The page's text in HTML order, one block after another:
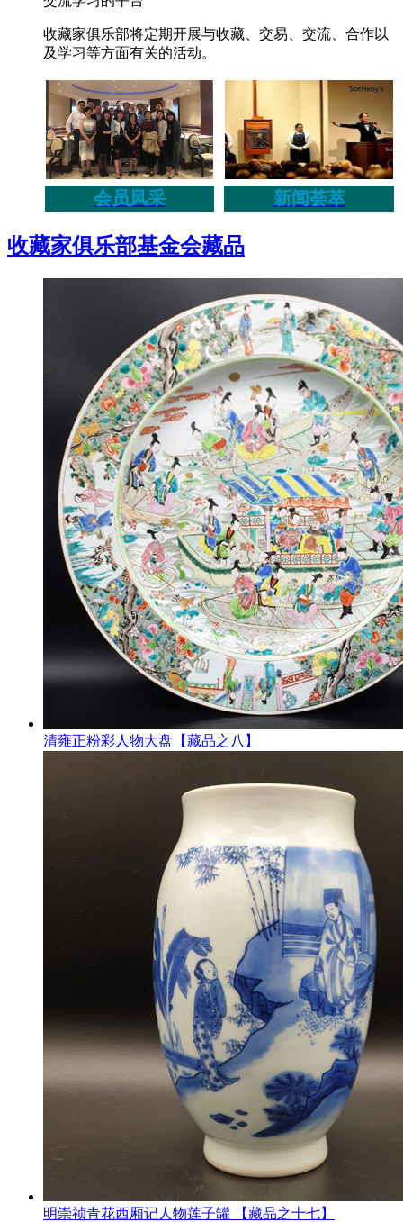
收藏家俱乐部将定期开展与收藏、交易、交流、合作以
及学习等方面有关的活动。
会员风采 新闻荟萃
收藏家俱乐部基金会藏品
清雍正粉彩人物大盘【藏品之八】
明崇祯青花西厢记人物莲子罐 【藏品之十七】